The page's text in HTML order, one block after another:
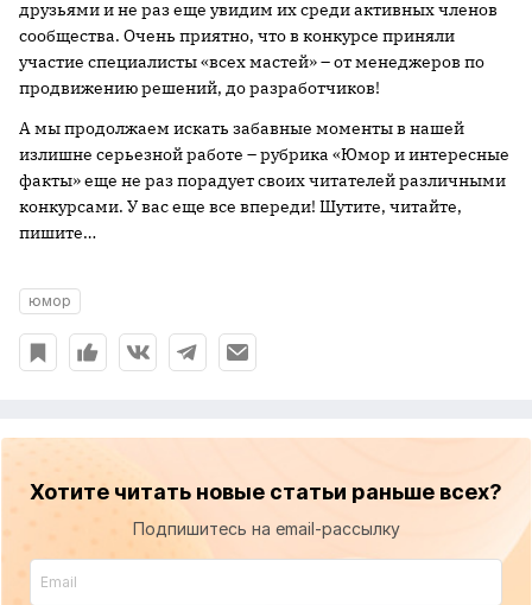
друзьями и не раз еще увидим их среди активных членов
сообщества. Очень приятно, что в конкурсе приняли
участие специалисты «всех мастей» – от менеджеров по
продвижению решений, до разработчиков!
А мы продолжаем искать забавные моменты в нашей
излишне серьезной работе – рубрика «Юмор и интересные
факты» еще не раз порадует своих читателей различными
конкурсами. У вас еще все впереди! Шутите, читайте,
пишите…
юмор
Хотите читать новые статьи раньше всех?
Подпишитесь на email-рассылку